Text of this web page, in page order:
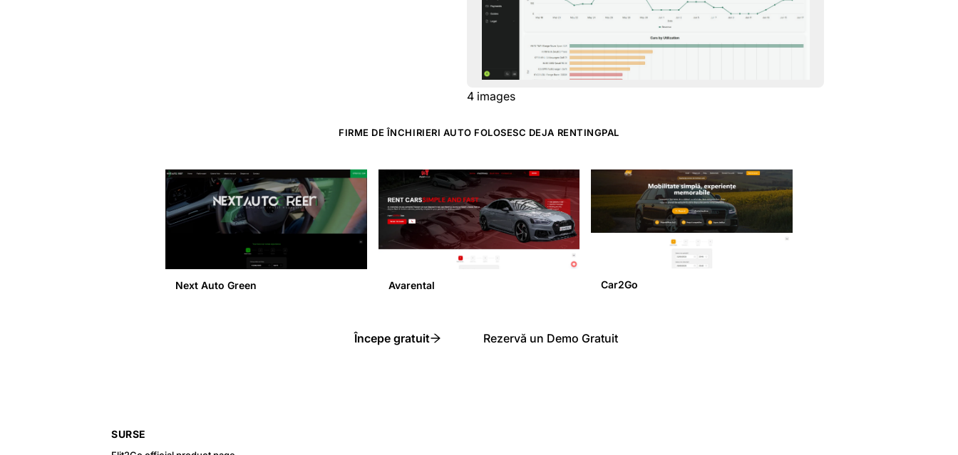
4 images
FIRME DE ÎNCHIRIERI AUTO FOLOSESC DEJA RENTINGPAL
Next Auto Green Avarental Car2Go
Începe gratuit Rezervă un Demo Gratuit
SURSE